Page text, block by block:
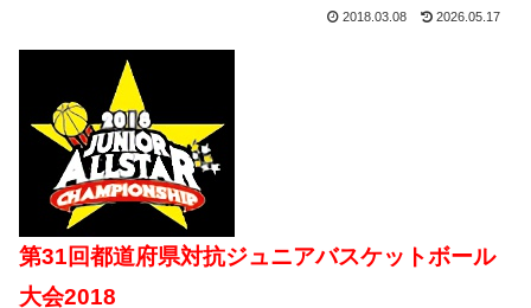
2018.03.08 2026.05.17
第31回都道府県対抗ジュニアバスケットボール
大会2018